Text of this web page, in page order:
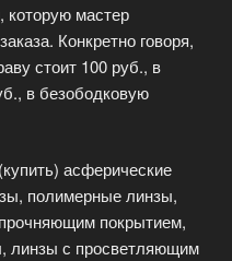
которую мастер
Конкретно говоря,
стоит 100 руб., в
в безободковую
асферические
полимерные линзы,
покрытием,
линзы с просветляющим